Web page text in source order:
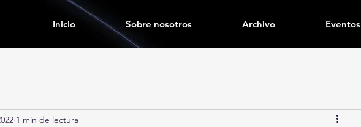
Inicio Sobre nosotros Archivo Eventos
1 min de lectura